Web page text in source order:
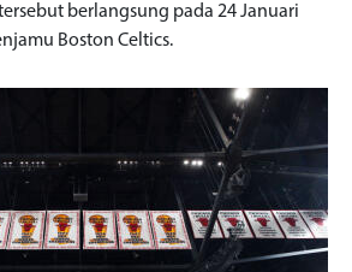
berlangsung pada 24 Januari
Boston Celtics.